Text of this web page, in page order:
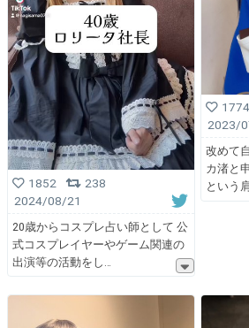
1852
238
2024/08/21
20歳からコスプレ占い師として 公
式コスプレイヤーやゲーム関連の
出演等の活動をし
1774
2023/
改めて
カ渚と
という